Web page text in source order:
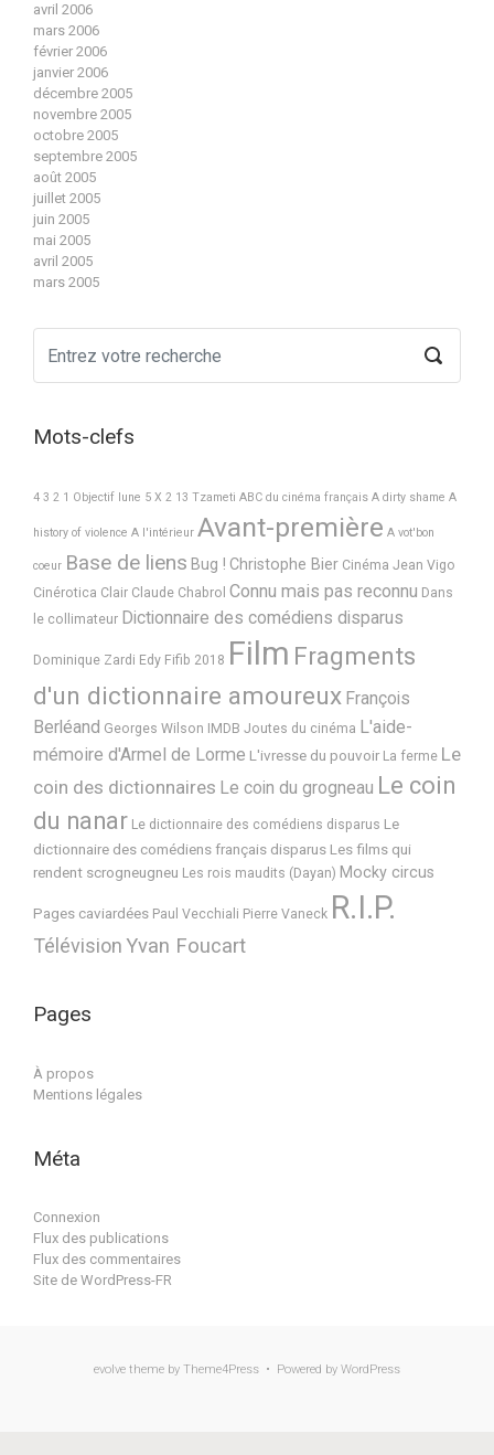
avril 2006
mars 2006
février 2006
janvier 2006
décembre 2005
novembre 2005
octobre 2005
septembre 2005
août 2005
juillet 2005
juin 2005
mai 2005
avril 2005
mars 2005
Mots-clefs
4 3 2 1 Objectif lune 5 X 2 13 Tzameti ABC du cinéma français A dirty shame A
history of violence A l'intérieur Avant-première A vot'bon
coeur Base de liens Bug ! Christophe Bier Cinéma Jean Vigo
Cinérotica Clair Claude Chabrol Connu mais pas reconnu Dans
le collimateur Dictionnaire des comédiens disparus
Dominique Zardi Edy Fifib 2018 Film Fragments
d'un dictionnaire amoureux François
Berléand Georges Wilson IMDB Joutes du cinéma L'aide-
mémoire d'Armel de Lorme L'ivresse du pouvoir La ferme Le
coin des dictionnaires Le coin du grogneau Le coin
du nanar Le dictionnaire des comédiens disparus Le
dictionnaire des comédiens français disparus Les films qui
rendent scrogneugneu Les rois maudits (Dayan) Mocky circus
Pages caviardées Paul Vecchiali Pierre Vaneck R.I.P.
TélévisionYvan Foucart
Pages
À propos
Mentions légales
Méta
Connexion
Flux des publications
Flux des commentaires
Site de WordPress-FR
evolve theme by Theme4Press • Powered by WordPress